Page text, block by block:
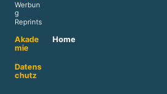
Werbun
g
Reprints
Akade
mie
Home
Datens
chutz